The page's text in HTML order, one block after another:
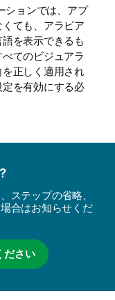
ションでは、アプ
ても、アラビア
を表示できるも
てのビジュアラ
正しく適用され
を有効にする必
ステップの省略、
合はお知らせくだ
ださい